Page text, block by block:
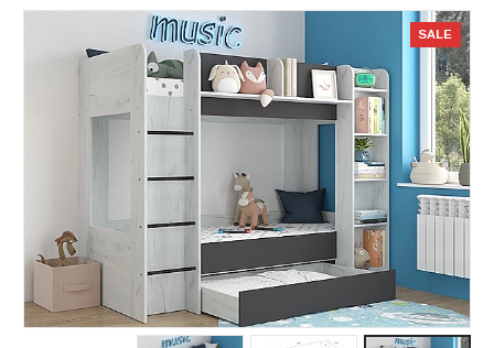
SALE